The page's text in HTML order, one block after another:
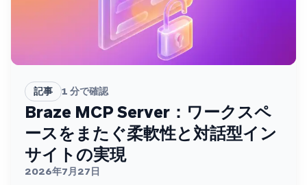
記事 1 分で確認
Braze MCP Server：ワークスペ
ースをまたぐ柔軟性と対話型イン
サイトの実現
2026年7月27日